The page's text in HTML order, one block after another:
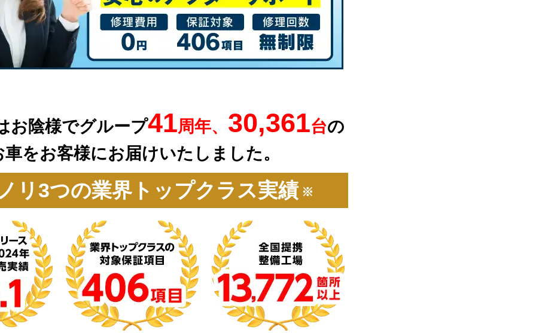
お陰様でグループ41周年、 30,361台の
車をお客様にお届けいたしました。
リ3つの業界トップクラス実績 ※